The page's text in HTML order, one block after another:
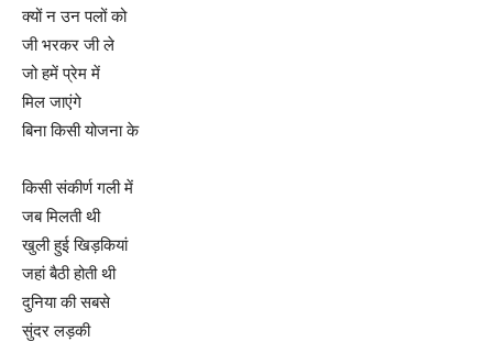
क्यों न उन पलों को
जी भरकर जी ले
जो हमें प्रेम में
मिल जाएंगे
बिना किसी योजना के
किसी संकीर्ण गली में
जब मिलती थी
खुली हुई खिड़कियां
जहां बैठी होती थी
दुनिया की सबसे
सुंदर लड़की